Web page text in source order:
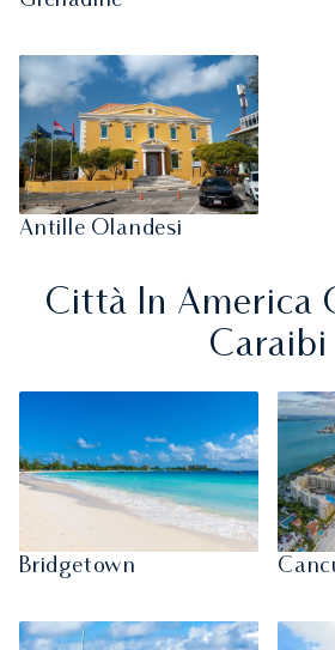
Antille Olandesi
Città In America
Caraibi
Bridgetown